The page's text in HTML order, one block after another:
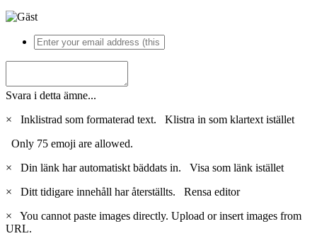
Svara i detta ämne...
×
Inklistrad som formaterad text. Klistra in som klartext istället
Only 75 emoji are allowed.
×
Din länk har automatiskt bäddats in. Visa som länk istället
×
Ditt tidigare innehåll har återställts. Rensa editor
×
You cannot paste images directly. Upload or insert images from
URL.